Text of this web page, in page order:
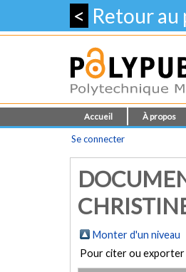
< Retour
Accueil À propos
Se connecter
Monter d'un niveau
Pour citer ou exporter